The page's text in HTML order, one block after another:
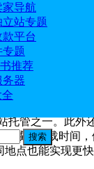
家导航
站专题
平台
专题
推荐
务器
全
搜索
传输的 PCIe 5.0
性能，使其非
能快速调用数据
。
据得出，
（根据位置变化
更快的加载速度
托管之一。此外
减少加载时间
地点也能实现更快